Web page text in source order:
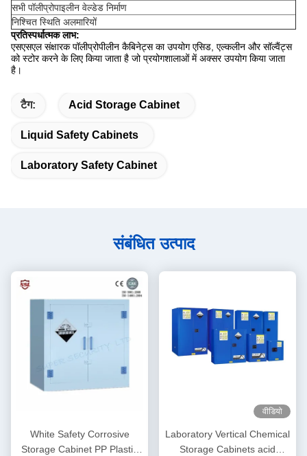
सभी पॉलीप्रोपाइलीन वेल्डेड निर्माण
निश्चित स्थिति अलमारियों
प्रतिस्पर्धात्मक लाभ:
एसएसएल संक्षारक पॉलीप्रोपीलीन कैबिनेट्स का उपयोग एसिड, एल्कलीन और सॉल्वैंट्स
को स्टोर करने के लिए किया जाता है जो प्रयोगशालाओं में अक्सर उपयोग किया जाता
है।
टैग: Acid Storage Cabinet
Liquid Safety Cabinets
Laboratory Safety Cabinet
संबंधित उत्पाद
White Safety Corrosive
Storage Cabinet PP Plastic
वीडियो
Laboratory Vertical Chemical
Storage Cabinets acid